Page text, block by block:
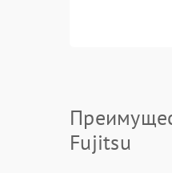
Fujitsu